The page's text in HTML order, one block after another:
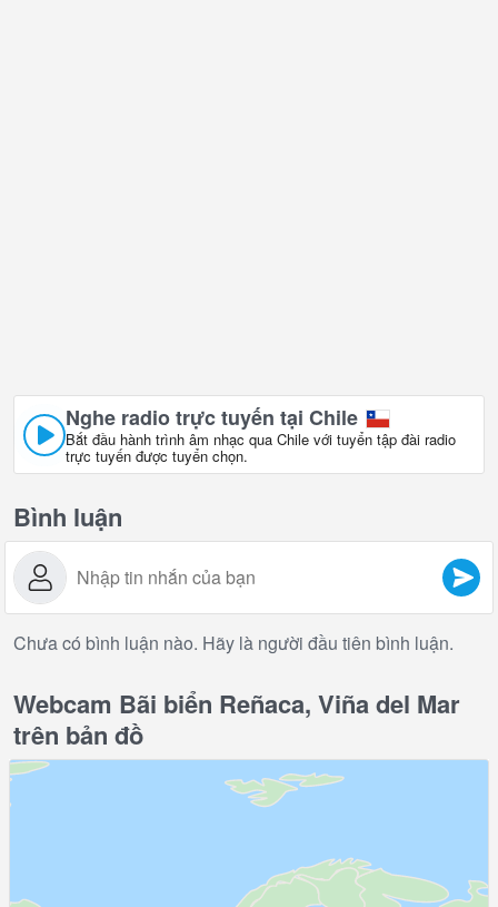
Nghe radio trực tuyến tại Chile
Bắt đầu hành trình âm nhạc qua Chile với tuyển tập đài radio
trực tuyến được tuyển chọn.
Bình luận
Chưa có bình luận nào. Hãy là người đầu tiên bình luận.
Webcam Bãi biển Reñaca, Viña del Mar
trên bản đồ